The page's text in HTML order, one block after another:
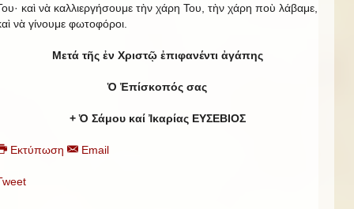
καὶ νὰ καλλιεργήσουμε τὴν χάρη Του, τὴν χάρη ποὺ λάβαμε,
νὰ γίνουμε φωτοφόροι.
Μετά τῆς ἐν Χριστῷ ἐπιφανέντι ἀγάπης
Ὁ Ἐπίσκοπός σας
+ Ὁ Σάμου καί Ἰκαρίας ΕΥΣΕΒΙΟΣ
Εκτύπωση Email